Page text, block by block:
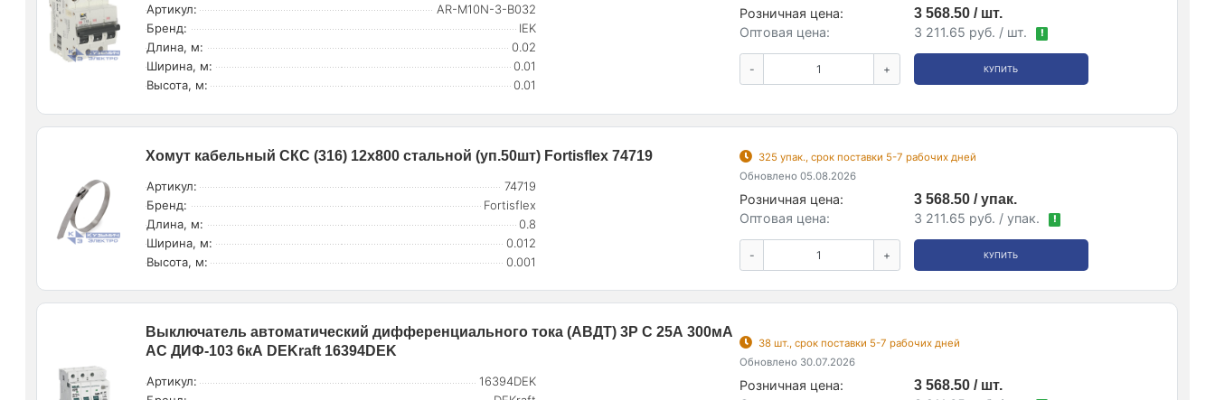
Артикул:
AR-M10N-3-B032
Бренд:
IEK
Длина, м:
0.02
Ширина, м:
0.01
Высота, м:
0.01
Розничная цена:
3 568.50 / шт.
Оптовая цена:
3 211.65 руб. / шт. !
- + КУПИТЬ
Хомут кабельный СКС (316) 12х800 стальной (уп.50шт) Fortisflex 74719
Артикул:
74719
Бренд:
Fortisflex
Длина, м:
0.8
Ширина, м:
0.012
Высота, м:
0.001
325 упак., срок поставки 5-7 рабочих дней
Обновлено 05.08.2026
Розничная цена:
3 568.50 / упак.
Оптовая цена:
3 211.65 руб. / упак. !
- + КУПИТЬ
Выключатель автоматический дифференциального тока (АВДТ) 3P C 25А 300мА
AC ДИФ-103 6кА DEKraft 16394DEK
Артикул:
16394DEK
38 шт., срок поставки 5-7 рабочих дней
Обновлено 30.07.2026
Розничная цена:
3 568.50 / шт.